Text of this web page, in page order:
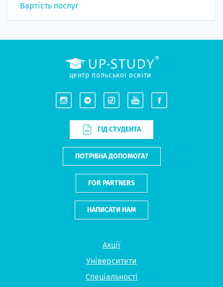
Вартість послуг
Акції
Університети
Спеціальності
центр польської освіти
ГІД СТУДЕНТА
ПОТРІБНА ДОПОМОГА?
FOR PARTNERS
НАПИСАТИ НАМ